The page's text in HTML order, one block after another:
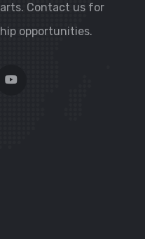
Contact us for
opportunities.